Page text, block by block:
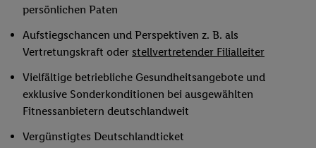
persönlichen Paten
Aufstiegschancen und Perspektiven z. B. als
Vertretungskraft oder stellvertretender Filialleiter
Vielfältige betriebliche Gesundheitsangebote und
exklusive Sonderkonditionen bei ausgewählten
Fitnessanbietern deutschlandweit
Vergünstigtes Deutschlandticket